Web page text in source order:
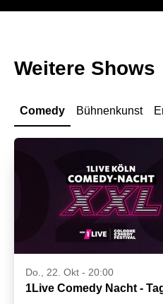
Weitere Shows
Comedy Bühnenkunst
Do., 22. Okt - 20:00
1Live Comedy